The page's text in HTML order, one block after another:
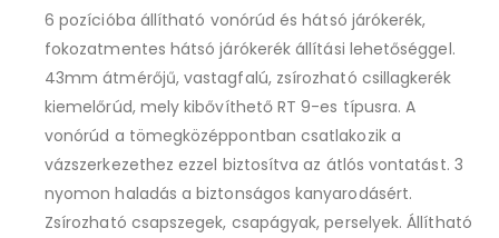
6 pozícióba állítható vonórúd és hátsó járókerék,
fokozatmentes hátsó járókerék állítási lehetőséggel.
43mm átmérőjű, vastagfalú, zsírozható csillagkerék
kiemelőrúd, mely kibővíthető RT 9-es típusra. A
vonórúd a tömegközéppontban csatlakozik a
vázszerkezethez ezzel biztosítva az átlós vontatást. 3
nyomon haladás a biztonságos kanyarodásért.
Zsírozható csapszegek, csapágyak, perselyek. Állítható